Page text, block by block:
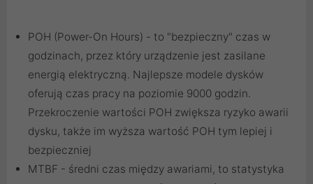
POH (Power-On Hours) - to "bezpieczny" czas w
godzinach, przez który urządzenie jest zasilane
energią elektryczną. Najlepsze modele dysków
oferują czas pracy na poziomie 9000 godzin.
Przekroczenie wartości POH zwiększa ryzyko awarii
dysku, także im wyższa wartość POH tym lepiej i
bezpieczniej
MTBF - średni czas między awariami, to statystyka